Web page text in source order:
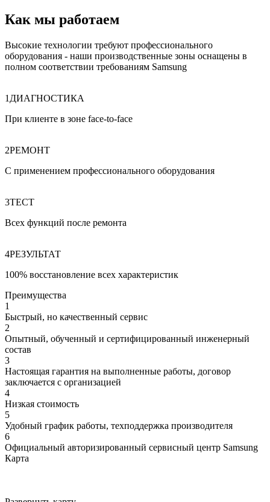
Как мы работаем
Высокие технологии требуют профессионального
оборудования - наши производственные зоны оснащены в
полном соответствии требованиям Samsung
1 ДИАГНОСТИКА
При клиенте в зоне face‑to‑face
2РЕМОНТ
С применением профессионального оборудования
3ТЕСТ
Всех функций после ремонта
4РЕЗУЛЬТАТ
100% восстановление всех характеристик
Преимущества
1
Быстрый, но качественный сервис
2
Опытный, обученный и сертифицированный инженерный
состав
3
Настоящая гарантия на выполненные работы, договор
заключается с организацией
4
Низкая стоимость
5
Удобный график работы, техподдержка производителя
6
Официальный авторизированный сервисный центр Samsung
Карта